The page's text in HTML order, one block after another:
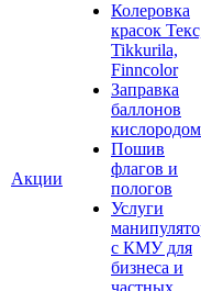
Акции
Колеровка
красок
Tikkurila,
Finncolor
Заправка
баллонов
кислородом
Пошив
флагов и
пологов
Услуги
с КМУ для
бизнеса и
частных